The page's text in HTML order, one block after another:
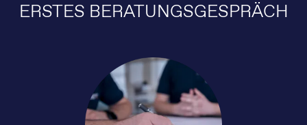
ERSTES BERATUNGSGESPRÄCH